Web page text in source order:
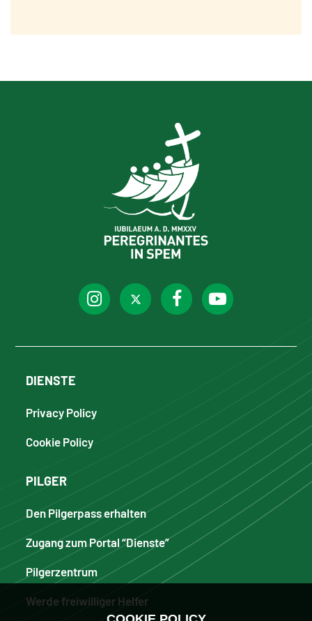
DIENSTE
Privacy Policy
Cookie Policy
PILGER
Den Pilgerpass erhalten
Zugang zum Portal “Dienste”
Pilgerzentrum
Werde freiwilliger Helfer